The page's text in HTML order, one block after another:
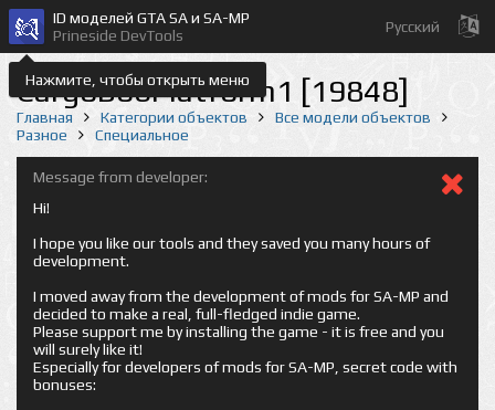
Нажмите, чтобы открыть меню
ID моделей GTA SA и SA-MP
Prineside DevTools
Русский
CargoBobPlatform1 [19848]
Главная Категории объектов
Все модели объектов
Разное
Специальное
Message from developer:
Hi!
I hope you like our tools and they saved you many hours of
development.
I moved away from the development of mods for SA-MP and
decided to make a real, full-fledged indie game.
Please support me by installing the game - it is free and you
will surely like it!
Especially for developers of mods for SA-MP, secret code with
bonuses: